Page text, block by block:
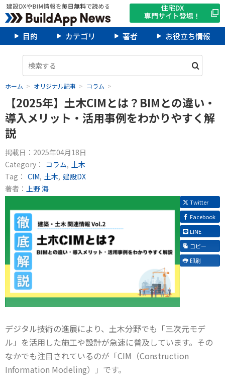
住宅DX
専門サイト登場！
目的 カテゴリ 著者 お役立ち情報
ホーム オリジナル記事 コラム
【2025年】土木CIMとは？BIMとの違い・
導入メリット・活用事例をわかりやすく解
説
掲載日： 2025年04月18日
Category： コラム 土木
Tag： CIM 土木 建設DX
著者： 上野 海
Twitter
Facebook
LINE
コピー
印刷
デジタル技術の進展により、土木分野でも「三次元モデ
ル」を活用した施工や設計が急速に普及しています。その
なかでも注目されているのが「CIM（Construction
Information Modeling）」です。